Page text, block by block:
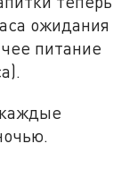
ожидания
питание